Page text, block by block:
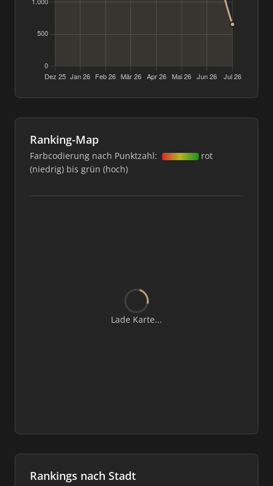
Ranking-Map
Farbcodierung nach Punktzahl:
rot
(niedrig) bis grün (hoch)
Lade Karte...
Rankings nach Stadt